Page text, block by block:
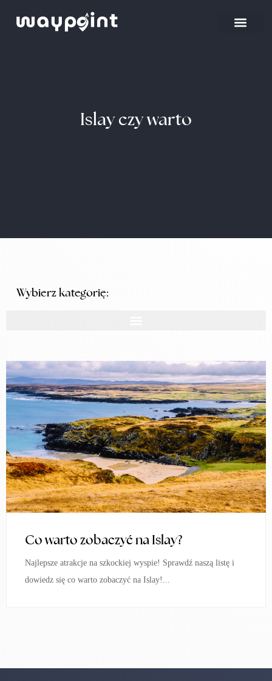
Islay czy warto
Wybierz kategorię:
Co warto zobaczyć na Islay?
Najlepsze atrakcje na szkockiej wyspie! Sprawdź naszą listę i
dowiedz się co warto zobaczyć na Islay!...